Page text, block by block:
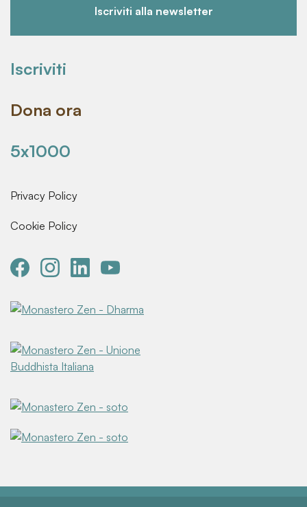
Iscriviti alla newsletter
Iscriviti
Dona ora
5x1000
Privacy Policy
Cookie Policy